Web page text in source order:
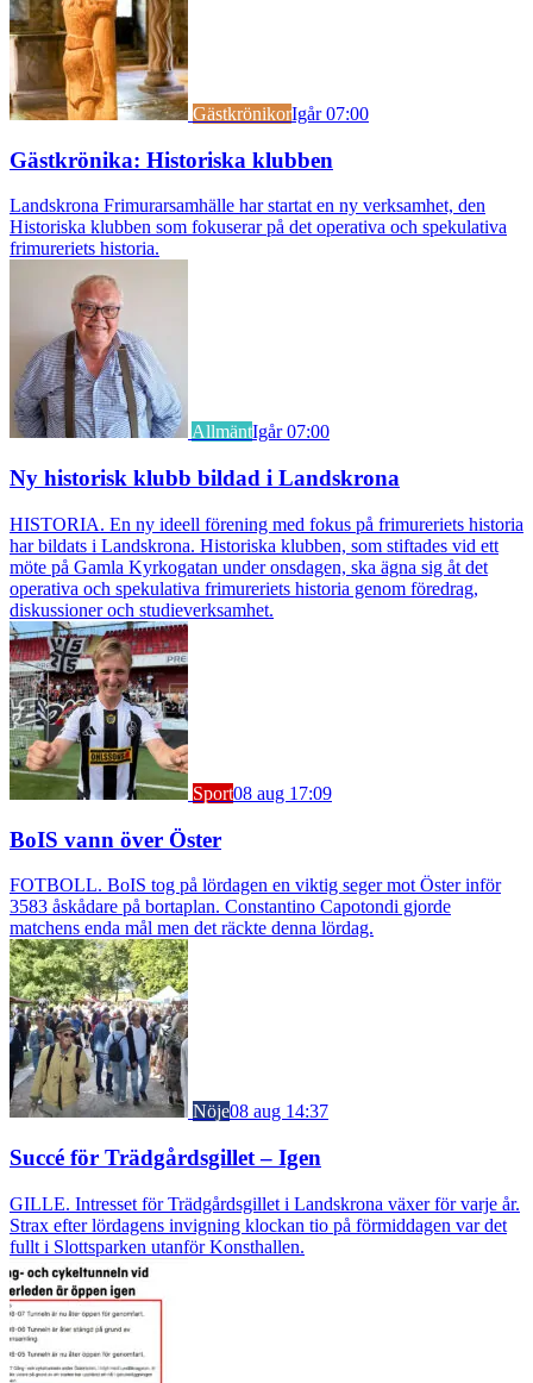
GästkrönikorIgår 07:00
Gästkrönika: Historiska klubben
Landskrona Frimurarsamhälle har startat en ny verksamhet, den
Historiska klubben som fokuserar på det operativa och spekulativa
frimureriets historia.
AllmäntIgår 07:00
Ny historisk klubb bildad i Landskrona
HISTORIA. En ny ideell förening med fokus på frimureriets historia
har bildats i Landskrona. Historiska klubben, som stiftades vid ett
möte på Gamla Kyrkogatan under onsdagen, ska ägna sig åt det
operativa och spekulativa frimureriets historia genom föredrag,
diskussioner och studieverksamhet.
Sport08 aug 17:09
BoIS vann över Öster
FOTBOLL. BoIS tog på lördagen en viktig seger mot Öster inför
3583 åskådare på bortaplan. Constantino Capotondi gjorde
matchens enda mål men det räckte denna lördag.
Nöje08 aug 14:37
Succé för Trädgårdsgillet – Igen
GILLE. Intresset för Trädgårdsgillet i Landskrona växer för varje år.
Strax efter lördagens invigning klockan tio på förmiddagen var det
fullt i Slottsparken utanför Konsthallen.